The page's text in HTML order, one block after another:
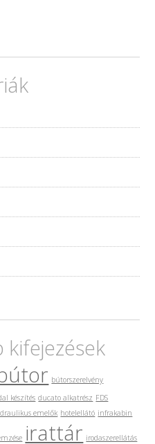
bútorszerelvény
készítés ducato alkatrész FDS
emelők hotelellátó infrakabin
irattár irodaszerellátás